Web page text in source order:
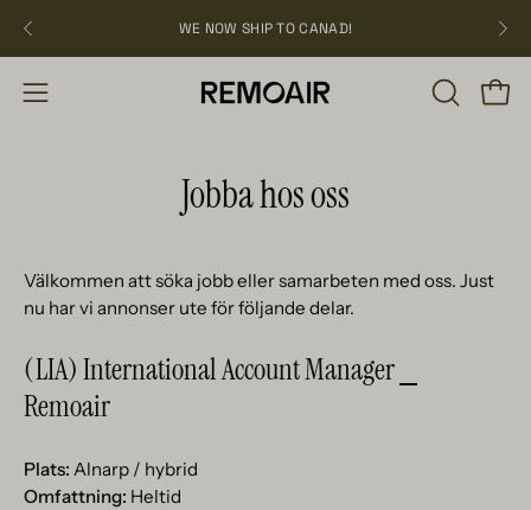
över
WE NOW SHIP TO CANAD!
Öppna
ÖPPNA
Jobba hos oss
Välkommen att söka jobb eller samarbeten med oss. Just
nu har vi annonser ute för följande delar.
(LIA) International Account Manager ⎯
Remoair
Plats: Alnarp / hybrid
Omfattning: Heltid